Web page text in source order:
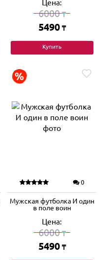
Цена:
6000₸
5490 ₸
Купить
0
Мужская футболка И один
в поле воин
Цена:
6000₸
5490 ₸